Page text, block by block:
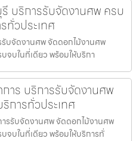
รี บริการรับจัดงานศพ ครบ
ทั่วประเทศ
รับจัดงานศพ จัดดอกไม้งานศพ
จบในที่เดียว พร้อมให้บริกา
าร บริการรับจัดงานศพ
การทั่วประเทศ
รรับจัดงานศพ จัดดอกไม้งานศพ
จบในที่เดียว พร้อมให้บริการทั่